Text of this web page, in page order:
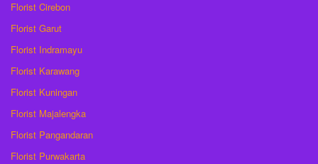
Florist Cirebon
Florist Garut
Florist Indramayu
Florist Karawang
Florist Kuningan
Florist Majalengka
Florist Pangandaran
Florist Purwakarta